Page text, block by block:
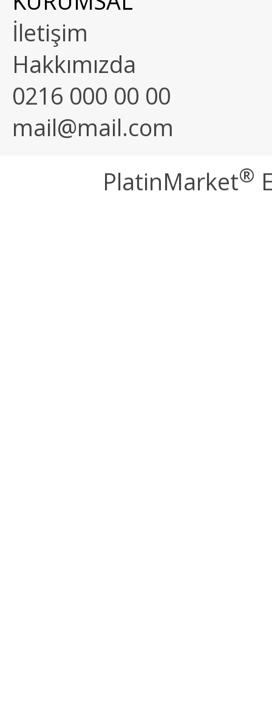
İletişim
Hakkımızda
0216 000 00 00
mail@mail.com
PlatinMarket®